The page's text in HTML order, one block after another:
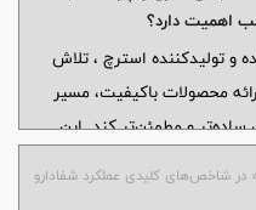
اهمیت دارد؟
تولیدکننده استرچ ، تلاش
محصولات باکیفیت، مسیر
ساده‌تر و مطمئن‌تر کند. این
صنایع مختلف و تمرکز بر
به یکی از نام‌های قابل
در شاخص‌های کلیدی عملکرد شفادارو